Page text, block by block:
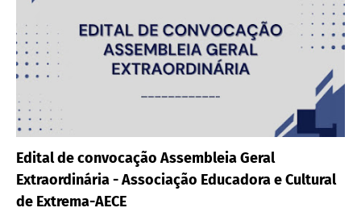
Edital de convocação Assembleia Geral
Extraordinária - Associação Educadora e Cultural
de Extrema-AECE